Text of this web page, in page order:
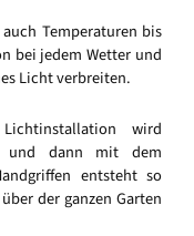
Temperaturen bis
bei jedem Wetter und
Licht verbreiten.
wird
und dann mit dem
entsteht so
der ganzen Garten